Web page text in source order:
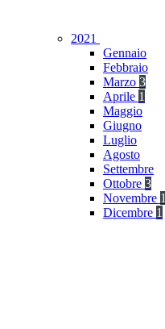
2021
Gennaio
Febbraio
Marzo 3
Aprile 1
Maggio
Giugno
Luglio
Agosto
Settembre
Ottobre 3
Novembre 1
Dicembre 1